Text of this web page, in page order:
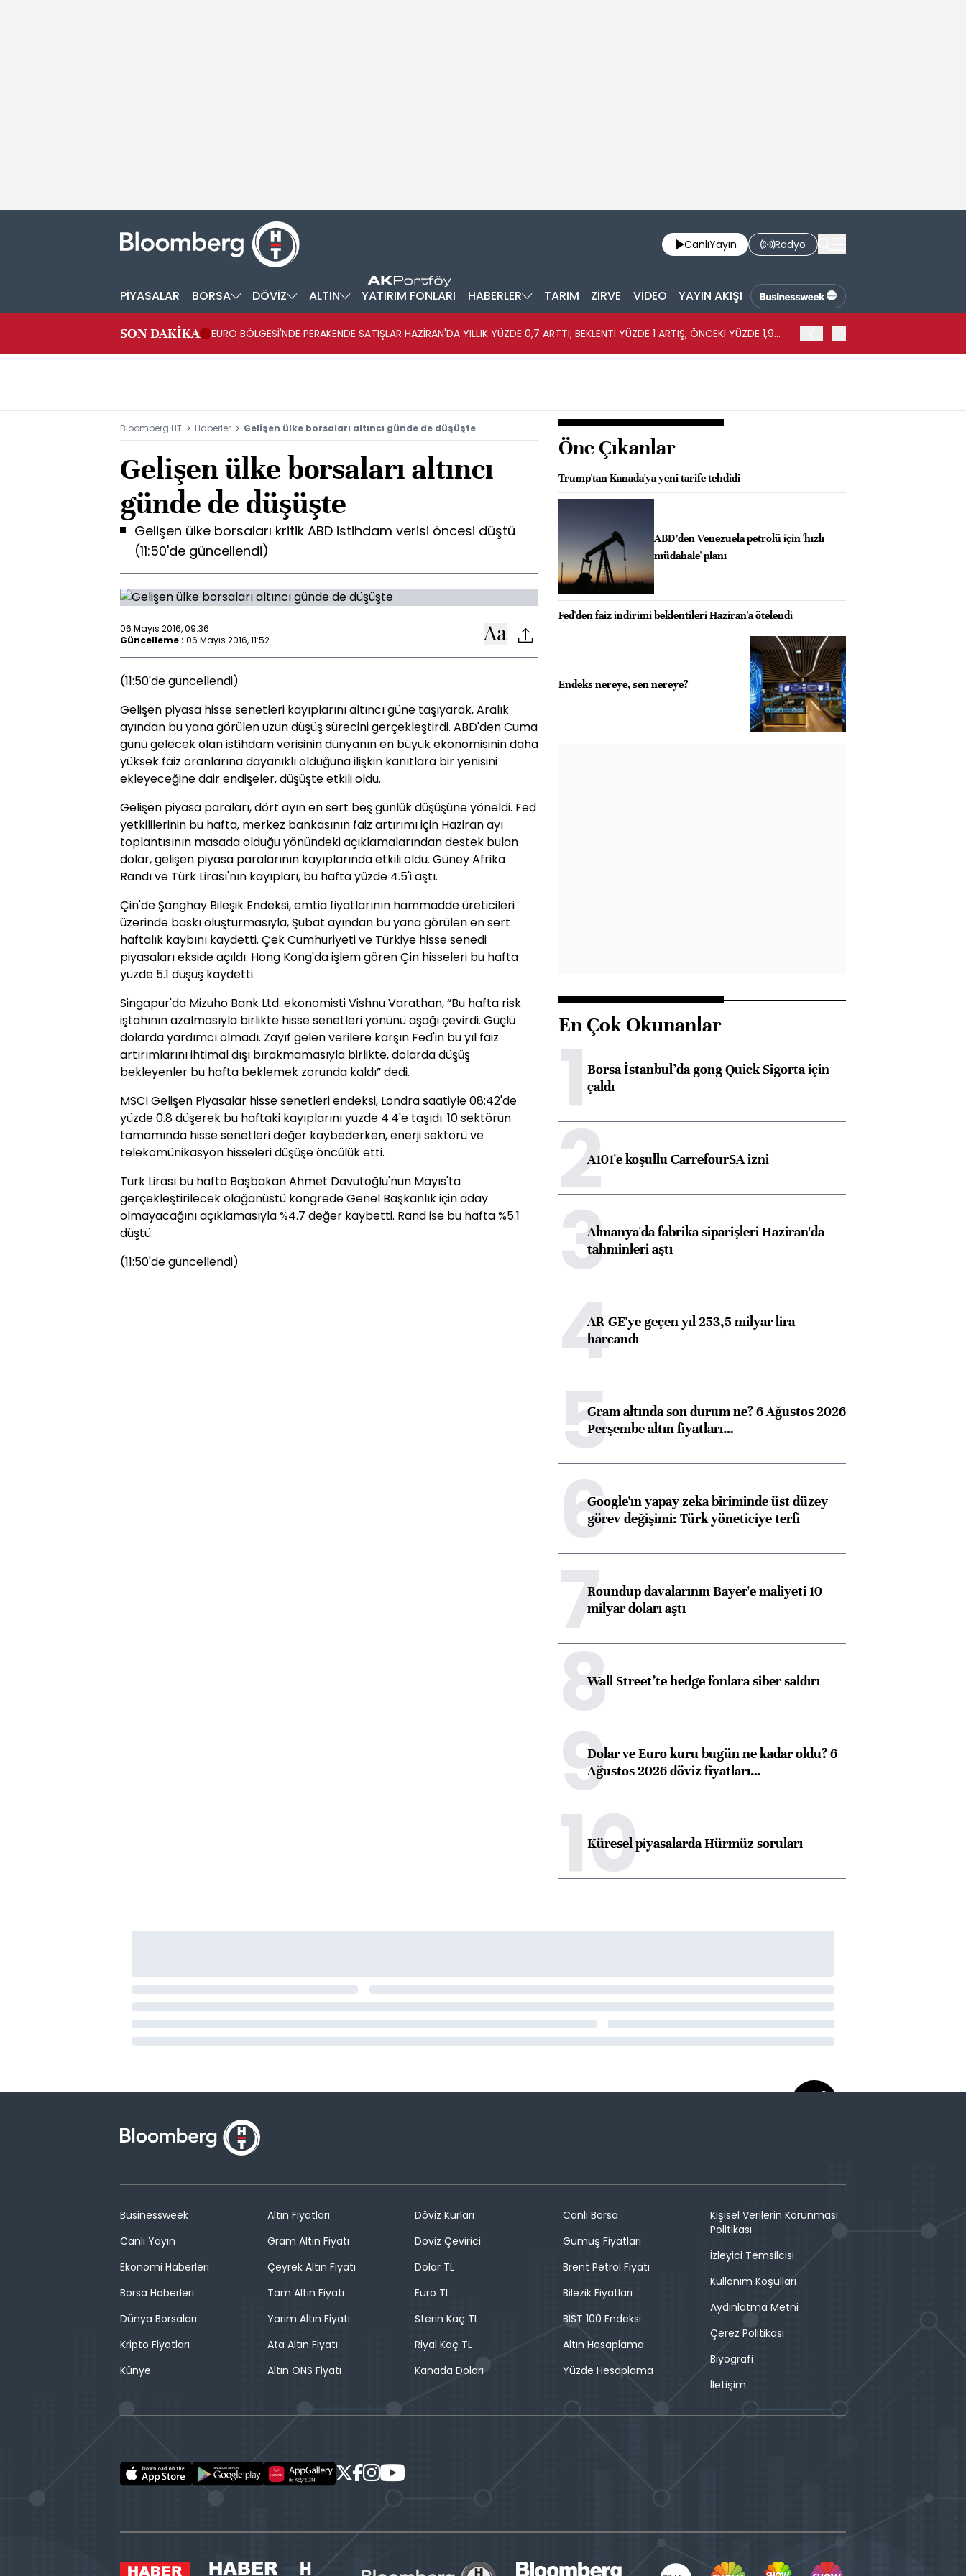
CanlıYayın Radyo
PİYASALAR BORSA DÖVİZ ALTIN YATIRIM FONLARI HABERLER TARIM ZİRVE VİDEO YAYIN AKIŞI
SON DAKİKA
EURO BÖLGESİ'NDE PERAKENDE SATIŞLAR HAZİRAN'DA YILLIK YÜZDE 0,7 ARTTI; BEKLENTİ YÜZDE 1 ARTIŞ, ÖNCEKİ YÜZDE 1,9
Bloomberg HT Haberler Gelişen ülke borsaları altıncı günde de düşüşte
Gelişen ülke borsaları altıncı
günde de düşüşte
Gelişen ülke borsaları kritik ABD istihdam verisi öncesi düştü
(11:50'de güncellendi)
06 Mayıs 2016, 09:36
Güncelleme : 06 Mayıs 2016, 11:52
(11:50'de güncellendi)
Gelişen piyasa hisse senetleri kayıplarını altıncı güne taşıyarak, Aralık
ayından bu yana görülen uzun düşüş sürecini gerçekleştirdi. ABD'den Cuma
günü gelecek olan istihdam verisinin dünyanın en büyük ekonomisinin daha
yüksek faiz oranlarına dayanıklı olduğuna ilişkin kanıtlara bir yenisini
ekleyeceğine dair endişeler, düşüşte etkili oldu.
Gelişen piyasa paraları, dört ayın en sert beş günlük düşüşüne yöneldi. Fed
yetkililerinin bu hafta, merkez bankasının faiz artırımı için Haziran ayı
toplantısının masada olduğu yönündeki açıklamalarından destek bulan
dolar, gelişen piyasa paralarının kayıplarında etkili oldu. Güney Afrika
Randı ve Türk Lirası'nın kayıpları, bu hafta yüzde 4.5'i aştı.
Çin'de Şanghay Bileşik Endeksi, emtia fiyatlarının hammadde üreticileri
üzerinde baskı oluşturmasıyla, Şubat ayından bu yana görülen en sert
haftalık kaybını kaydetti. Çek Cumhuriyeti ve Türkiye hisse senedi
piyasaları ekside açıldı. Hong Kong'da işlem gören Çin hisseleri bu hafta
yüzde 5.1 düşüş kaydetti.
Singapur'da Mizuho Bank Ltd. ekonomisti Vishnu Varathan, “Bu hafta risk
iştahının azalmasıyla birlikte hisse senetleri yönünü aşağı çevirdi. Güçlü
dolarda yardımcı olmadı. Zayıf gelen verilere karşın Fed'in bu yıl faiz
artırımlarını ihtimal dışı bırakmamasıyla birlikte, dolarda düşüş
bekleyenler bu hafta beklemek zorunda kaldı” dedi.
MSCI Gelişen Piyasalar hisse senetleri endeksi, Londra saatiyle 08:42'de
yüzde 0.8 düşerek bu haftaki kayıplarını yüzde 4.4'e taşıdı. 10 sektörün
tamamında hisse senetleri değer kaybederken, enerji sektörü ve
telekomünikasyon hisseleri düşüşe öncülük etti.
Türk Lirası bu hafta Başbakan Ahmet Davutoğlu'nun Mayıs'ta
gerçekleştirilecek olağanüstü kongrede Genel Başkanlık için aday
olmayacağını açıklamasıyla %4.7 değer kaybetti. Rand ise bu hafta %5.1
düştü.
(11:50'de güncellendi)
Öne Çıkanlar
Trump'tan Kanada'ya yeni tarife tehdidi
ABD’den Venezuela petrolü için 'hızlı
müdahale' planı
Fed'den faiz indirimi beklentileri Haziran'a ötelendi
Endeks nereye, sen nereye?
En Çok Okunanlar
1Borsa İstanbul’da gong Quick Sigorta için
çaldı
2A101'e koşullu CarrefourSA izni
3Almanya'da fabrika siparişleri Haziran'da
tahminleri aştı
4AR-GE'ye geçen yıl 253,5 milyar lira
harcandı
5Gram altında son durum ne? 6 Ağustos 2026
Perşembe altın fiyatları…
6Google'ın yapay zeka biriminde üst düzey
görev değişimi: Türk yöneticiye terfi
7Roundup davalarının Bayer'e maliyeti 10
milyar doları aştı
8Wall Street’te hedge fonlara siber saldırı
9Dolar ve Euro kuru bugün ne kadar oldu? 6
Ağustos 2026 döviz fiyatları…
10
Küresel piyasalarda Hürmüz soruları
Businessweek
Canlı Yayın
Ekonomi Haberleri
Borsa Haberleri
Dünya Borsaları
Kripto Fiyatları
Künye
Altın Fiyatları
Gram Altın Fiyatı
Çeyrek Altın Fiyatı
Tam Altın Fiyatı
Yarım Altın Fiyatı
Ata Altın Fiyatı
Altın ONS Fiyatı
Döviz Kurları
Döviz Çevirici
Dolar TL
Euro TL
Sterin Kaç TL
Riyal Kaç TL
Kanada Doları
Canlı Borsa
Gümüş Fiyatları
Brent Petrol Fiyatı
Bilezik Fiyatları
BIST 100 Endeksi
Altın Hesaplama
Yüzde Hesaplama
Kişisel Verilerin Korunması
Politikası
İzleyici Temsilcisi
Kullanım Koşulları
Aydınlatma Metni
Çerez Politikası
Biyografi
İletişim